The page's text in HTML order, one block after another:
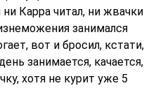
Карра читал, ни жвачки
занимался
вот и бросил, кстати,
занимается, качается,
хотя не курит уже 5